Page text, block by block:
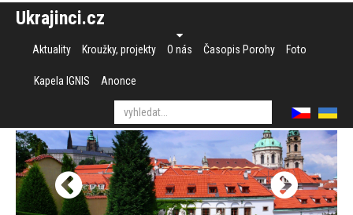
Ukrajinci.cz
Aktuality Kroužky, projekty O nás Časopis Porohy Foto
Kapela IGNIS Anonce